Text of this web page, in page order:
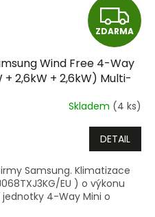
Z
D
A
R
M
A
ZDARMA
Wind Free 4-Way
+ 2,6kW + 2,6kW) Multi-
Skladem (4 ks)
DETAIL
Samsung. Klimatizace
EU ) o výkonu
4-Way Mini o